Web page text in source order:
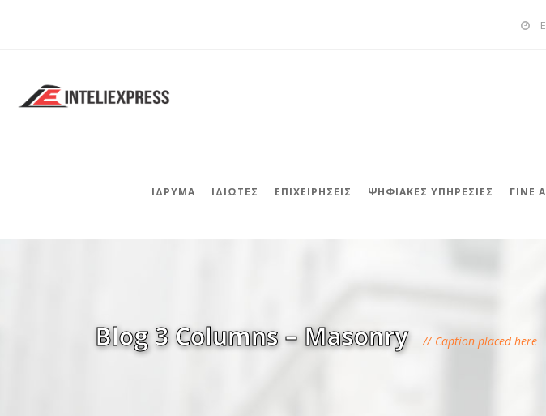
ΊΔΡΥΜΑ ΙΔΙΏΤΕΣ ΕΠΙΧΕΙΡΉΣΕΙΣ ΨΗΦΙΑΚΈΣ ΥΠΗΡΕΣΊΕΣ ΓΊΝΕ
Blog 3 Columns – Masonry Caption placed here